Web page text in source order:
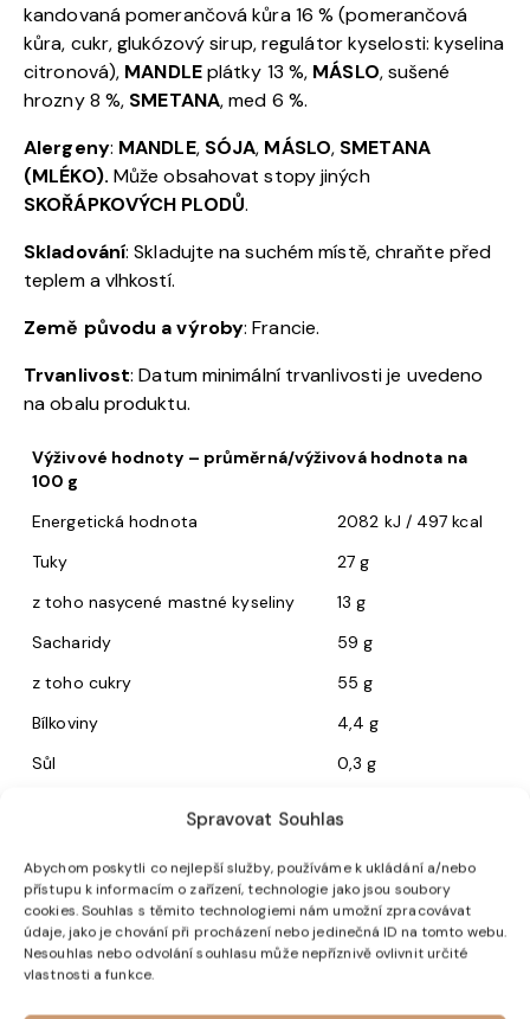
Spravovat Souhlas
Abychom poskytli co nejlepší služby, používáme k ukládání a/nebo
přístupu k informacím o zařízení, technologie jako jsou soubory
cookies. Souhlas s těmito technologiemi nám umožní zpracovávat
údaje, jako je chování při procházení nebo jedinečná ID na tomto webu.
Nesouhlas nebo odvolání souhlasu může nepříznivě ovlivnit určité
vlastnosti a funkce.
kandovaná pomerančová kůra 16 % (pomerančová
kůra, cukr, glukózový sirup, regulátor kyselosti: kyselina
citronová), MANDLEplátky 13 %, MÁSLO, sušené
hrozny 8 %, SMETANA, med 6 %.
Alergeny: MANDLE, SÓJA, MÁSLO, SMETANA
(MLÉKO). Může obsahovat stopy jiných
SKOŘÁPKOVÝCH PLODŮ.
Skladování: Skladujte na suchém místě, chraňte před
teplem a vlhkostí.
Země původu a výroby: Francie.
Trvanlivost: Datum minimální trvanlivosti je uvedeno
na obalu produktu.
Výživové hodnoty – průměrná/výživová hodnota na
100 g
Energetická hodnota
2082 kJ / 497 kcal
Tuky
27 g
z toho nasycené mastné kyseliny
13 g
Sacharidy
59 g
z toho cukry
55 g
Bílkoviny
4,4 g
Sůl
0,3 g
Související produkty